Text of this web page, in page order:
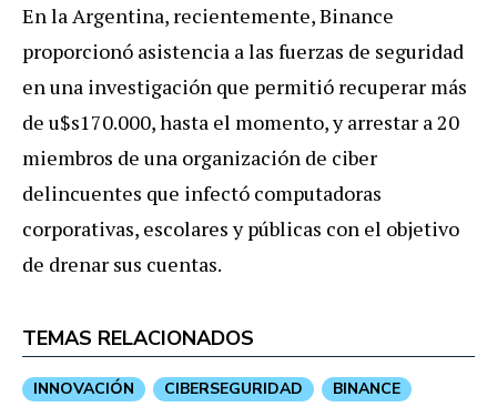
En la Argentina, recientemente, Binance
proporcionó asistencia a las fuerzas de seguridad
en una investigación que permitió recuperar más
de u$s170.000, hasta el momento, y arrestar a 20
miembros de una organización de ciber
delincuentes que infectó computadoras
corporativas, escolares y públicas con el objetivo
de drenar sus cuentas.
TEMAS RELACIONADOS
INNOVACIÓN CIBERSEGURIDAD BINANCE